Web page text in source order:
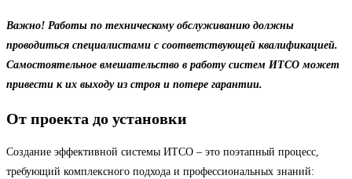
Важно! Работы по техническому обслуживанию должны
проводиться специалистами с соответствующей квалификацией.
Самостоятельное вмешательство в работу систем ИТСО может
привести к их выходу из строя и потере гарантии.
От проекта до установки
Создание эффективной системы ИТСО – это поэтапный процесс,
требующий комплексного подхода и профессиональных знаний: